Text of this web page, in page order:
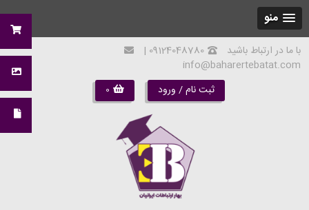
منو
با ما در ارتباط باشید
09124048780 |
info@baharertebatat.com
ثبت نام / ورود
0